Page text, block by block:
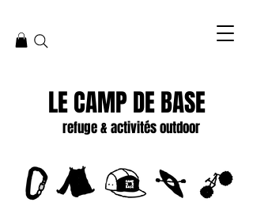
LE CAMP DE BASE
refuge & activités outdoor